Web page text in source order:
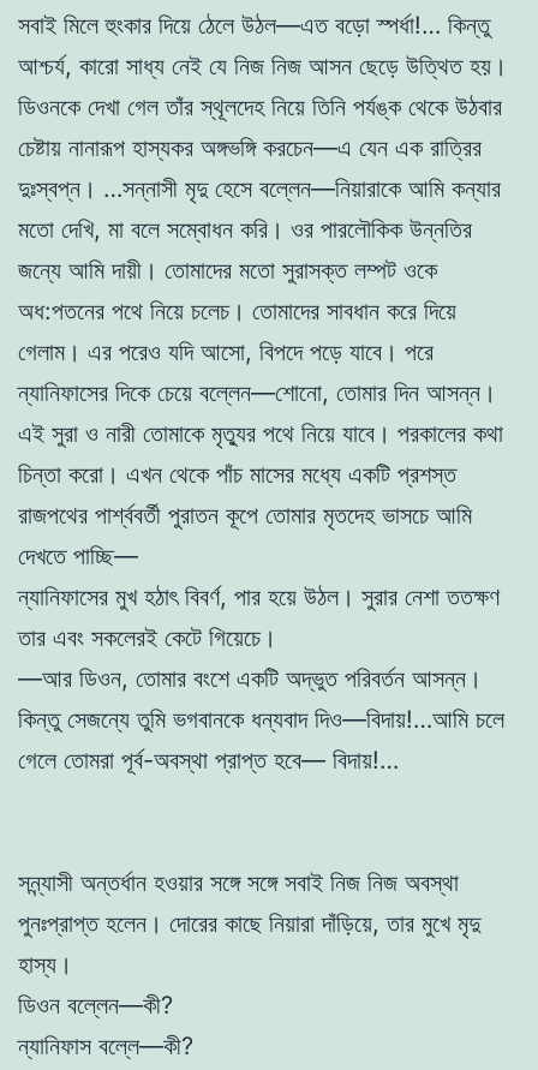
সবাই মিলে হুংকার দিয়ে ঠেলে উঠল—এত বড়ো স্পর্ধা!… কিন্তু
আশ্চর্য, কারো সাধ্য নেই যে নিজ নিজ আসন ছেড়ে উত্থিত হয়।
ডিওনকে দেখা গেল তাঁর স্থূলদেহ নিয়ে তিনি পর্যঙ্ক থেকে উঠবার
চেষ্টায় নানারূপ হাস্যকর অঙ্গভঙ্গি করচেন—এ যেন এক রাত্রির
দুঃস্বপ্ন। …সন্নাসী মৃদু হেসে বল্লেন—নিয়ারাকে আমি কন্যার
মতো দেখি, মা বলে সম্বোধন করি। ওর পারলৌকিক উন্নতির
জন্যে আমি দায়ী। তোমাদের মতো সুরাসক্ত লম্পট ওকে
অধ:পতনের পথে নিয়ে চলেচ। তোমাদের সাবধান করে দিয়ে
গেলাম। এর পরেও যদি আসো, বিপদে পড়ে যাবে। পরে
ন্যানিফাসের দিকে চেয়ে বল্লেন—শোনো, তোমার দিন আসন্ন।
এই সুরা ও নারী তোমাকে মৃত্যুর পথে নিয়ে যাবে। পরকালের কথা
চিন্তা করো। এখন থেকে পাঁচ মাসের মধ্যে একটি প্রশস্ত
রাজপথের পার্শ্ববর্তী পুরাতন কূপে তোমার মৃতদেহ ভাসচে আমি
দেখতে পাচ্ছি—
ন্যানিফাসের মুখ হঠাৎ বিবর্ণ, পার হয়ে উঠল। সুরার নেশা ততক্ষণ
তার এবং সকলেরই কেটে গিয়েচে।
—আর ডিওন, তোমার বংশে একটি অদ্ভুত পরিবর্তন আসন্ন।
কিন্তু সেজন্যে তুমি ভগবানকে ধন্যবাদ দিও—বিদায়!…আমি চলে
গেলে তোমরা পূর্ব-অবস্থা প্রাপ্ত হবে— বিদায়!…
সন্ন্যাসী অন্তর্ধান হওয়ার সঙ্গে সঙ্গে সবাই নিজ নিজ অবস্থা
পুনঃপ্রাপ্ত হলেন। দোরের কাছে নিয়ারা দাঁড়িয়ে, তার মুখে মৃদু
হাস্য।
ডিওন বল্লেন—কী?
ন্যানিফাস বল্লে—কী?